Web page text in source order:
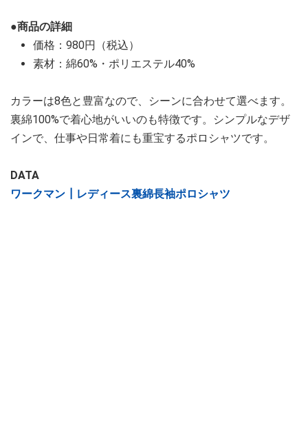
●商品の詳細
価格：980円（税込）
素材：綿60%・ポリエステル40%
カラーは8色と豊富なので、シーンに合わせて選べます。
裏綿100%で着心地がいいのも特徴です。シンプルなデザ
インで、仕事や日常着にも重宝するポロシャツです。
DATA
ワークマン┃レディース裏綿長袖ポロシャツ